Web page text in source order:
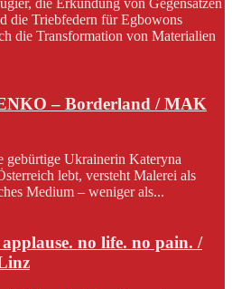
die Erkundung von Gegensätzen
die Triebfedern für Egbowons
die Transformation von Materialien
– Borderland / MAK
gebürtige Ukrainerin Kateryna
lebt, versteht Malerei als
Medium – weniger als...
no life. no pain. /